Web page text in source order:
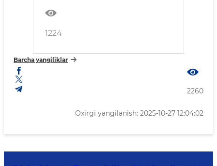
1224
Barcha yangiliklar
2260
Oxirgi yangilanish: 2025-10-27 12:04:02